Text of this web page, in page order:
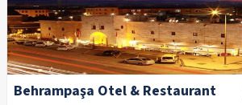
Behrampaşa Otel & Restaurant